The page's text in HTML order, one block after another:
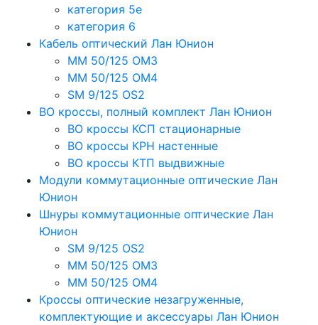
категория 5e
категория 6
Кабель оптический Лан Юнион
MM 50/125 OM3
MM 50/125 OM4
SM 9/125 OS2
ВО кроссы, полный комплект Лан Юнион
ВО кроссы КСП стационарные
ВО кроссы КРН настенные
ВО кроссы КТП выдвижные
Модули коммутационные оптические Лан
Юнион
Шнуры коммутационные оптические Лан
Юнион
SM 9/125 OS2
MM 50/125 OM3
MM 50/125 OM4
Кроссы оптические незагруженные,
комплектующие и аксессуары Лан Юнион